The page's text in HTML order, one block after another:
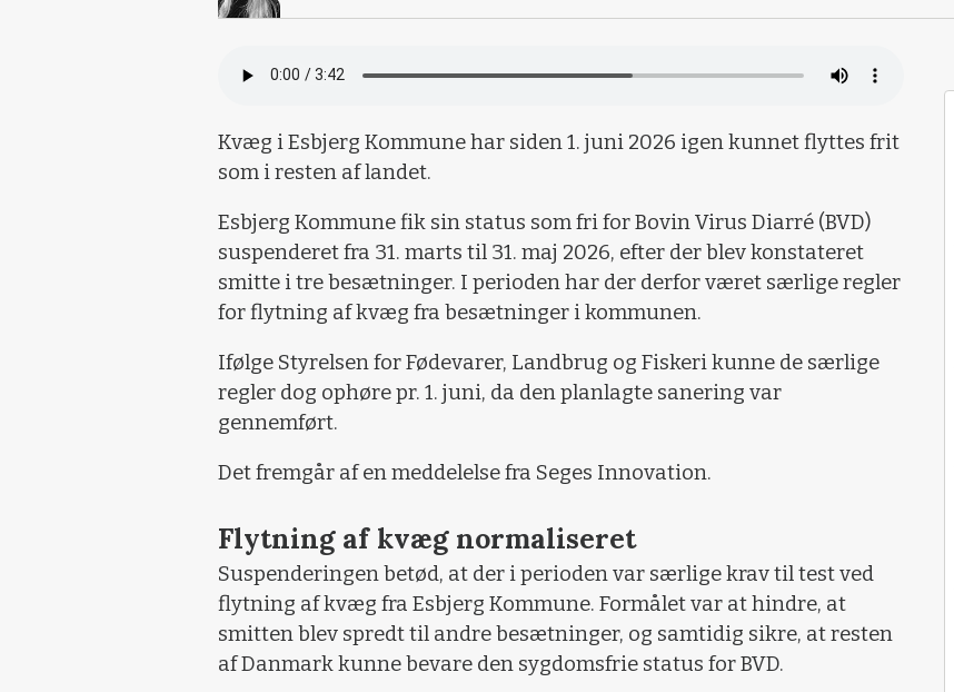
Kvæg i Esbjerg Kommune har siden 1. juni 2026 igen kunnet flyttes frit
som i resten af landet.
Esbjerg Kommune fik sin status som fri for Bovin Virus Diarré (BVD)
suspenderet fra 31. marts til 31. maj 2026, efter der blev konstateret
smitte i tre besætninger. I perioden har der derfor været særlige regler
for flytning af kvæg fra besætninger i kommunen.
Ifølge Styrelsen for Fødevarer, Landbrug og Fiskeri kunne de særlige
regler dog ophøre pr. 1. juni, da den planlagte sanering var
gennemført.
Det fremgår af en meddelelse fra Seges Innovation.
Flytning af kvæg normaliseret
Suspenderingen betød, at der i perioden var særlige krav til test ved
flytning af kvæg fra Esbjerg Kommune. Formålet var at hindre, at
smitten blev spredt til andre besætninger, og samtidig sikre, at resten
af Danmark kunne bevare den sygdomsfrie status for BVD.